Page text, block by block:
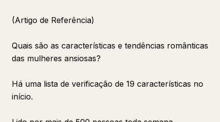
(Artigo de Referência)
Quais são as características e tendências românticas
das mulheres ansiosas?
Há uma lista de verificação de 19 características no
início.